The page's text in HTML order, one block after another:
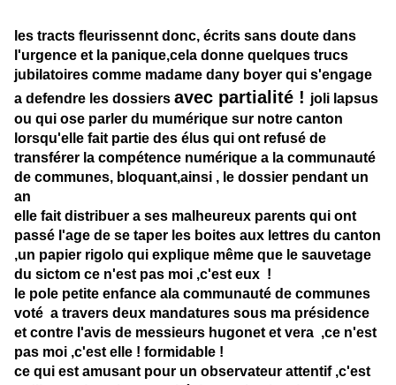
les tracts fleurissennt donc, écrits sans doute dans
l'urgence et la panique,cela donne quelques trucs
jubilatoires comme madame dany boyer qui s'engage
a defendre les dossiers avec partialité ! joli lapsus
ou qui ose parler du mumérique sur notre canton
lorsqu'elle fait partie des élus qui ont refusé de
transférer la compétence numérique a la communauté
de communes, bloquant,ainsi , le dossier pendant un
an
elle fait distribuer a ses malheureux parents qui ont
passé l'age de se taper les boites aux lettres du canton
,un papier rigolo qui explique même que le sauvetage
du sictom ce n'est pas moi ,c'est eux !
le pole petite enfance ala communauté de communes
voté a travers deux mandatures sous ma présidence
et contre l'avis de messieurs hugonet et vera ,ce n'est
pas moi ,c'est elle ! formidable !
ce qui est amusant pour un observateur attentif ,c'est